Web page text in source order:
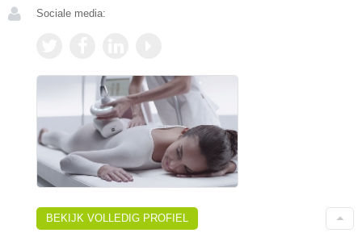
Sociale media:
BEKIJK VOLLEDIG PROFIEL